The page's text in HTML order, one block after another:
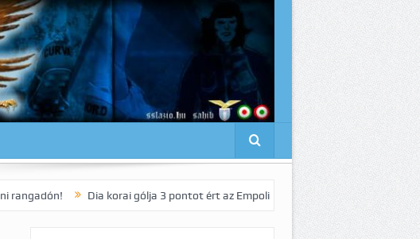
Dia korai gólja 3 pontot ért az Empoli vendégeként! Pedro elnyűhetetlen!:-)